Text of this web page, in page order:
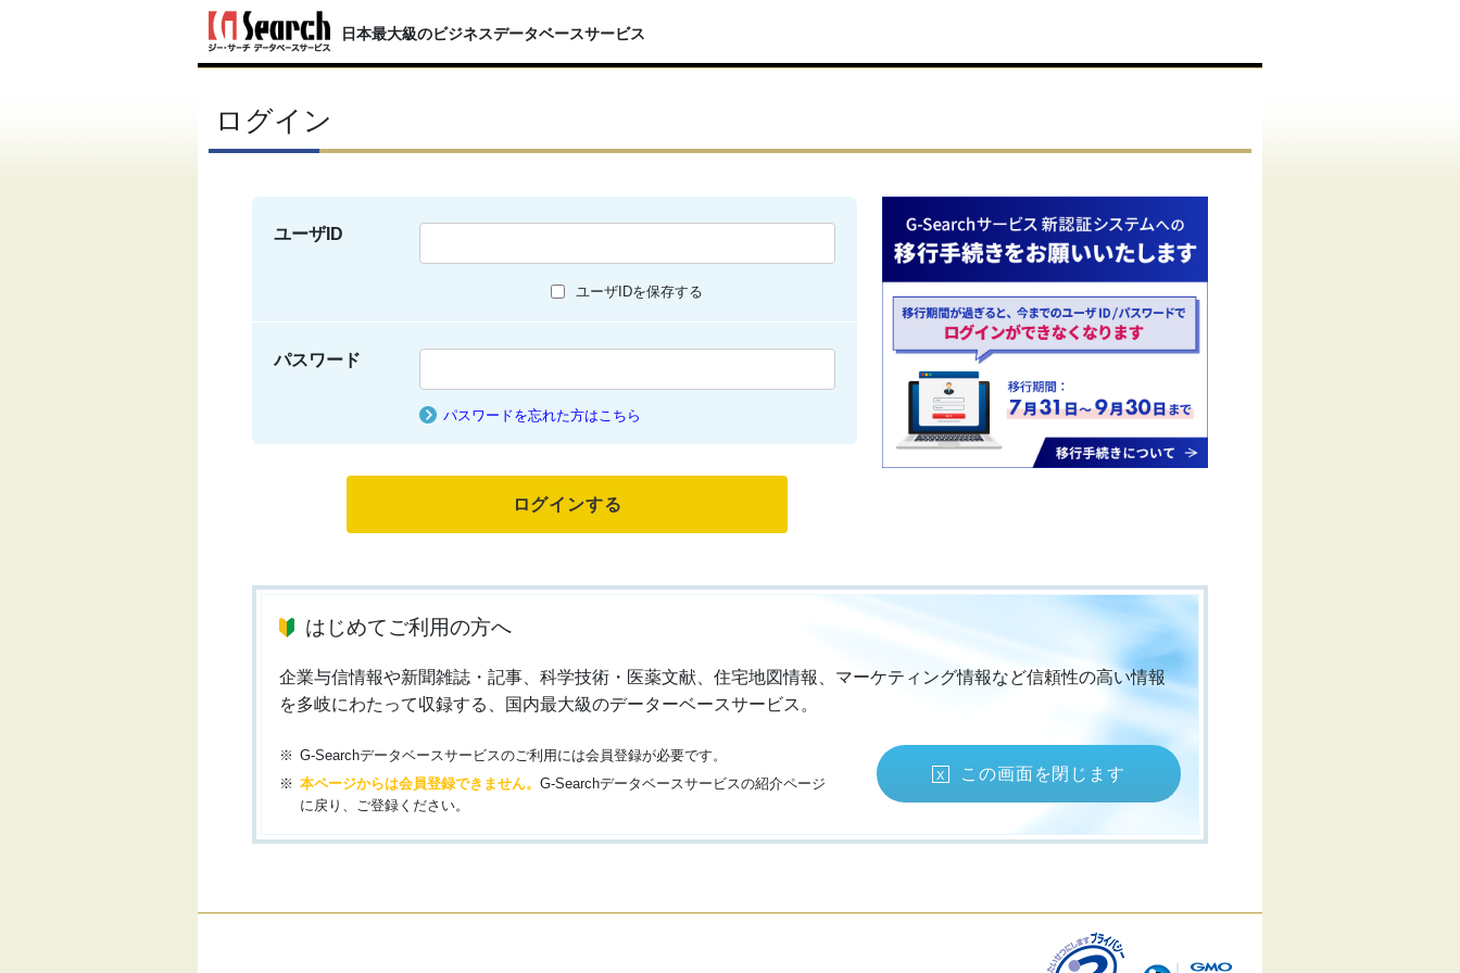
日本最大級のビジネスデータベースサービス
ログイン
ユーザID
ユーザIDを保存する
パスワード
パスワードを忘れた方はこちら
はじめてご利用の方へ
企業与信情報や新聞雑誌・記事、科学技術・医薬文献、住宅地図情報、マーケティング情報など信頼性の高い情報
を多岐にわたって収録する、国内最大級のデーターベースサービス。
G-Searchデータベースサービスのご利用には会員登録が必要です。
本ページからは会員登録できません。G-Searchデータベースサービスの紹介ページ
に戻り、ご登録ください。
この画面を閉じます